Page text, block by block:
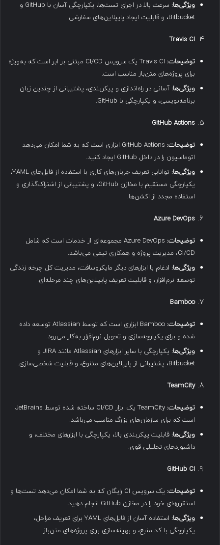
ویژگی‌ها:
سرعت بالا در اجرای تست‌ها، یکپارچگی آسان با GitHub و
Bitbucket، و قابلیت ایجاد پایپلاین‌های سفارشی.
Travis CI
توضیحات:
Travis CI یک سرویس CI/CD مبتنی بر ابر است که به‌ویژه
برای پروژه‌های متن‌باز مناسب است.
ویژگی‌ها: آسانی در راه‌اندازی و پیکربندی، پشتیبانی از چندین زبان
برنامه‌نویسی، و یکپارچگی با GitHub.
GitHub Actions
توضیحات:
GitHub Actions ابزاری است که به شما امکان می‌دهد
اتوماسیون را در داخل GitHub ایجاد کنید.
ویژگی‌ها:
توانایی تعریف جریان‌های کاری با استفاده از فایل‌های YAML،
یکپارچگی مستقیم با مخازن GitHub، و پشتیبانی از اشتراک‌گذاری و
استفاده مجدد از اکشن‌ها.
Azure DevOps
توضیحات:
Azure DevOps مجموعه‌ای از خدمات است که شامل
CI/CD، مدیریت پروژه و همکاری تیمی می‌باشد.
ویژگی‌ها: ادغام با ابزارهای دیگر مایکروسافت، مدیریت کل چرخه زندگی
توسعه نرم‌افزار، و قابلیت تعریف پایپلاین‌های چند مرحله‌ای.
Bamboo
توضیحات:
Bamboo ابزاری است که توسط Atlassian توسعه داده
شده و برای یکپارچه‌سازی و تحویل نرم‌افزار به‌کار می‌رود.
ویژگی‌ها:
یکپارچگی با سایر ابزارهای Atlassian مانند JIRA و
Bitbucket، پشتیبانی از پایپلاین‌های متنوع، و قابلیت شخصی‌سازی.
TeamCity
توضیحات:
TeamCity یک ابزار CI/CD ساخته شده توسط JetBrains
است که برای سازمان‌های بزرگ مناسب می‌باشد.
ویژگی‌ها: قابلیت پیکربندی بالا، یکپارچگی با ابزارهای مختلف، و
داشبوردهای تحلیلی قوی.
GitHub CI
توضیحات:
یک سرویس CI رایگان که به شما امکان می‌دهد تست‌ها و
استقرارهای خود را در مخازن GitHub انجام دهید.
ویژگی‌ها:
استفاده آسان از فایل‌های YAML برای تعریف مراحل،
یکپارچگی با کد منبع، و بهینه‌سازی برای پروژه‌های متن‌باز.